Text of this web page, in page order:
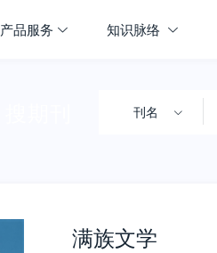
产品服务 知识脉络
刊名
满族文学